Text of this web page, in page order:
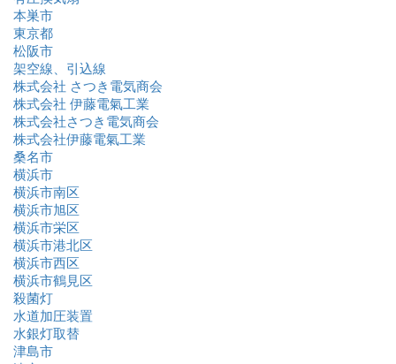
本巣市
東京都
松阪市
架空線、引込線
株式会社 さつき電気商会
株式会社 伊藤電氣工業
株式会社さつき電気商会
株式会社伊藤電氣工業
桑名市
横浜市
横浜市南区
横浜市旭区
横浜市栄区
横浜市港北区
横浜市西区
横浜市鶴見区
殺菌灯
水道加圧装置
水銀灯取替
津島市